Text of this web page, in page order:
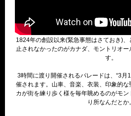
1824年の創設以来(緊急事態はさておき)
止されなかったのがカナダ、モントリオ
す。
3時間に渡り開催されるパレードは、“3月
催されます。山車、音楽、衣装、印象的な
カが街を練り歩く様を毎年眺めるのがモ
り所なんだとか。